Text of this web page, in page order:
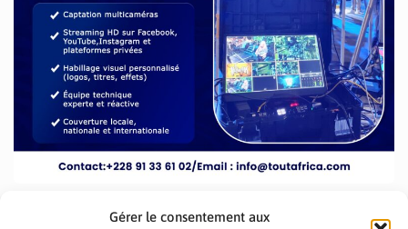
Gérer le consentement aux